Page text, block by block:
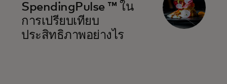
SpendingPulse ™ ใน
การเปรียบเทียบ
ประสิทธิภาพอย่างไร